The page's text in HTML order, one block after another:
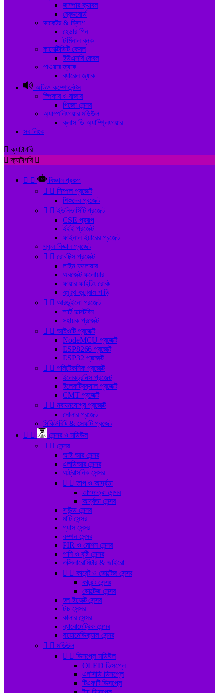
জাম্পার ক্যাবল
ব্রেডবোর্ড
কানেক্টর & ক্লিপ
হেডার পিন
টার্মিনাল ব্লক
কানেক্টিভিটি কেবল
ইউএসবি কেবল
পাওয়ার জ্যাক
ব্যারেল জ্যাক
অডিও কম্পোনেন্টস
স্পিকার ও বাজার
পিজো সেন্সর
অ্যাম্পলিফায়ার মডিউল
ক্লাস ডি অ্যাম্প্লিফায়ার
সব লিংক
 ক্যাটাগরি
 ক্যাটাগরি 
 
বিজ্ঞান প্রকল্প
  সিম্পল প্রজেক্ট
শিশুদের প্রজেক্ট
  ইউনিভার্সিটি প্রজেক্ট
CSE প্রকল্প
ইইই প্রজেক্ট
ফাইনাল ইয়ারের প্রজেক্ট
স্কুল বিজ্ঞান প্রজেক্ট
  রোবটিক্স প্রজেক্ট
লাইন ফলোয়ার
অবজেক্ট ফলোয়ার
ফায়ার ফাইটিং রোবট
ব্লুটুথ কন্ট্রোল গাড়ি
  আরডুইনো প্রজেক্ট
স্মার্ট ডাস্টবিন
সহায়ক প্রজেক্ট
  আইওটি প্রজেক্ট
NodeMCU প্রজেক্ট
ESP8266 প্রজেক্ট
ESP32 প্রজেক্ট
  পলিটেকনিক প্রজেক্ট
ইলেকট্রনিক্স প্রজেক্ট
ইলেকট্রিক্যাল প্রজেক্ট
CMT প্রজেক্ট
  নবায়নযোগ্য প্রজেক্ট
সোলার প্রজেক্ট
সিকিউরিটি & সেফটি প্রজেক্ট
 
সেন্সর ও মডিউল
  সেন্সর
আই আর সেন্সর
এলডিআর সেন্সর
আল্ট্রাসনিক সেন্সর
  তাপ ও আর্দ্রতা
তাপমাত্রা সেন্সর
আর্দ্রতা সেন্সর
সাউন্ড সেন্সর
মাটি সেন্সর
গ্যাস সেন্সর
কম্পন সেন্সর
PIR ও মোশন সেন্সর
পানি ও বৃষ্টি সেন্সর
এক্সিলারোমিটার & জাইরো
  কারেন্ট ও ভোল্টেজ সেন্সর
কারেন্ট সেন্সর
ভোল্টেজ সেন্সর
হল ইফেক্ট সেন্সর
টাচ সেন্সর
কালার সেন্সর
ব্যারোমেট্রিক সেন্সর
বায়োমেডিক্যাল সেন্সর
  মডিউল
  ডিসপ্লে মডিউল
OLED ডিসপ্লে
এলসিডি ডিসপ্লে
টিএফটি ডিসপ্লে